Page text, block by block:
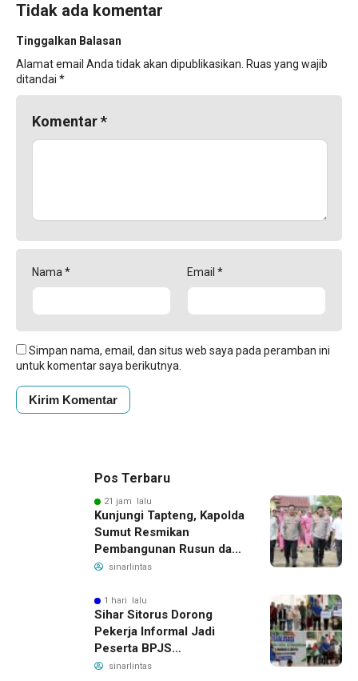
Tidak ada komentar
Tinggalkan Balasan
Alamat email Anda tidak akan dipublikasikan. Ruas yang wajib
ditandai *
Komentar*
Nama * Email *
Simpan nama, email, dan situs web saya pada peramban ini
untuk komentar saya berikutnya.
Pos Terbaru
21 jam lalu
Kunjungi Tapteng, Kapolda
Sumut Resmikan
Pembangunan Rusun dan
Benahi Empat Polsek
sinarlintas
1 hari lalu
Sihar Sitorus Dorong
Pekerja Informal Jadi
Peserta BPJS
Ketenagakerjaan, Manfaat
sinarlintas